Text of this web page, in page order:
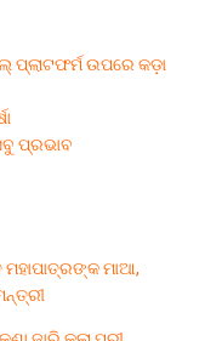
ପ୍ଲାଟଫର୍ମ ଉପରେ କଡ଼ା
ପ୍ରଭାବ
ମହାପାତ୍ରଙ୍କ ମାଆ,